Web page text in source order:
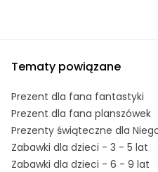
Tematy powiązane
Prezent dla fana fantastyki
Prezent dla fana planszówek
Prezenty świąteczne dla
Zabawki dla dzieci - 3 - 5 lat
Zabawki dla dzieci - 6 - 9 lat